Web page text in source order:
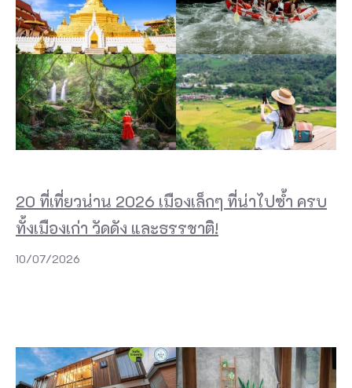
20 ที่เที่ยวน่าน 2026 เมืองเล็กๆ ที่น่าไปซ้ำ ครบ
ทั้งเมืองเก่า วัดดัง และธรรชาติ!
10/07/2026